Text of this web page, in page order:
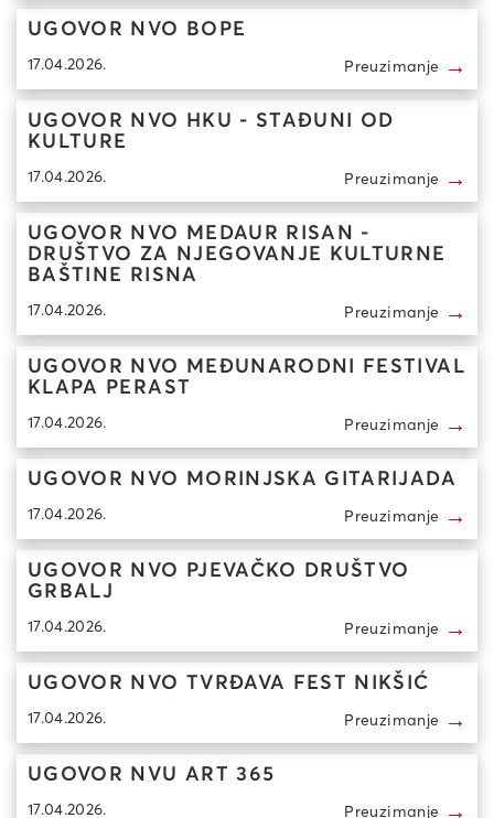
UGOVOR NVO BOPE
17.04.2026. Preuzimanje →
UGOVOR NVO HKU - STAĐUNI OD
KULTURE
17.04.2026. Preuzimanje →
UGOVOR NVO MEDAUR RISAN -
DRUŠTVO ZA NJEGOVANJE KULTURNE
BAŠTINE RISNA
17.04.2026. Preuzimanje →
UGOVOR NVO MEĐUNARODNI FESTIVAL
KLAPA PERAST
17.04.2026. Preuzimanje →
UGOVOR NVO MORINJSKA GITARIJADA
17.04.2026. Preuzimanje →
UGOVOR NVO PJEVAČKO DRUŠTVO
GRBALJ
17.04.2026. Preuzimanje →
UGOVOR NVO TVRĐAVA FEST NIKŠIĆ
17.04.2026. Preuzimanje →
UGOVOR NVU ART 365
17.04.2026. Preuzimanje →